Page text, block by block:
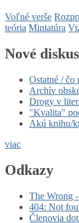
Voľné verše
teória Miniatúra
Nové
Ostatné / čo
Archív
Drogy v
"Kvalita"
Akú knihu/
viac
Odkazy
The Wrong
404: Not
Členovia